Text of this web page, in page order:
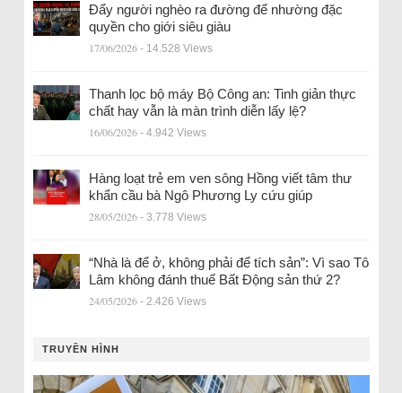
Đẩy người nghèo ra đường để nhường đặc
quyền cho giới siêu giàu
17/06/2026 - 14.528 Views
Thanh lọc bộ máy Bộ Công an: Tinh giản thực
chất hay vẫn là màn trình diễn lấy lệ?
16/06/2026 - 4.942 Views
Hàng loạt trẻ em ven sông Hồng viết tâm thư
khẩn cầu bà Ngô Phương Ly cứu giúp
28/05/2026 - 3.778 Views
“Nhà là để ở, không phải để tích sản”: Vì sao Tô
Lâm không đánh thuế Bất Động sản thứ 2?
24/05/2026 - 2.426 Views
TRUYỀN HÌNH